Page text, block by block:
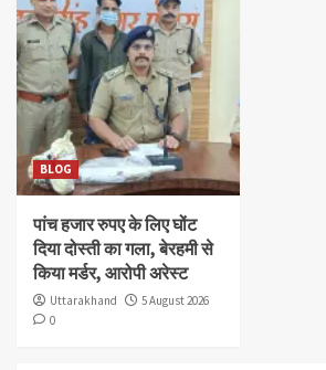
BLOG
पांच हजार रुपए के लिए घोंट
दिया दोस्ती का गला, बेरहमी से
किया मर्डर, आरोपी अरेस्ट
Uttarakhand
5 August 2026
0